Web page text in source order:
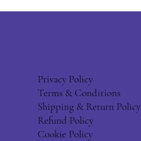
Privacy Policy
Terms & Conditions
Shipping & Return Policy
Refund Policy
Cookie Policy